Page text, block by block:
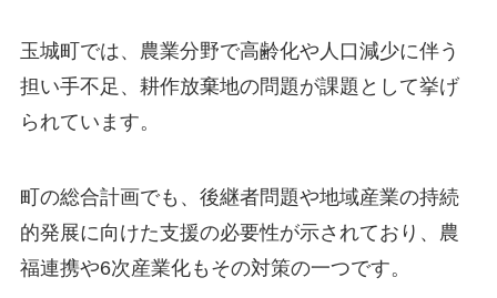
玉城町では、農業分野で高齢化や人口減少に伴う
担い手不足、耕作放棄地の問題が課題として挙げ
られています。
町の総合計画でも、後継者問題や地域産業の持続
的発展に向けた支援の必要性が示されており、農
福連携や6次産業化もその対策の一つです。